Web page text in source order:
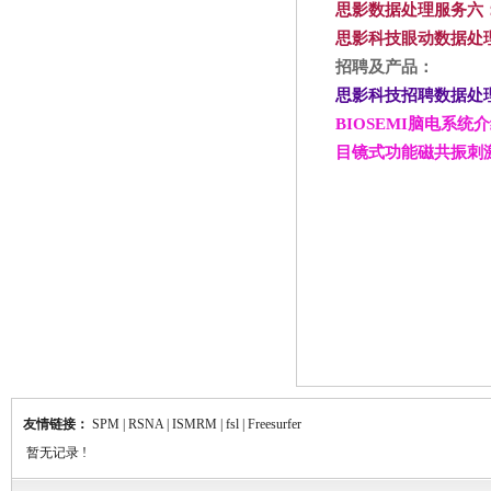
思影数据处理服务六
思影科技眼动数据处
招聘及产品：
思影科技招聘数据处
BIOSEMI脑电系统
目镜式功能磁共振刺
友情链接： SPM RSNA ISMRM fsl Freesurfer
暂无记录 !